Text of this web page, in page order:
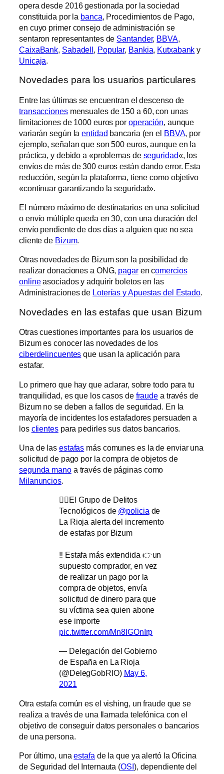
opera desde 2016 gestionada por la sociedad
constituida por la banca, Procedimientos de Pago,
en cuyo primer consejo de administración se
sentaron representantes de Santander, BBVA,
CaixaBank, Sabadell, Popular, Bankia, Kutxabank y
Unicaja.
Novedades para los usuarios particulares
Entre las últimas se encuentran el descenso de
transaccionesmensuales de 150 a 60, con unas
limitaciones de 1000 euros por operación, aunque
variarán según laentidad bancaria (en el BBVA, por
ejemplo, señalan que son 500 euros, aunque en la
práctica, y debido a «problemas de seguridad«, los
envíos de más de 300 euros están dando error. Esta
reducción, según la plataforma, tiene como objetivo
«continuar garantizando la seguridad».
El número máximo de destinatarios en una solicitud
o envío múltiple queda en 30, con una duración del
envío pendiente de dos días a alguien que no sea
cliente de Bizum.
Otras novedades de Bizum son la posibilidad de
realizar donaciones a ONG, pagaren comercios
onlineasociados y adquirir boletos en las
Administraciones de Loterías y Apuestas del Estado.
Novedades en las estafas que usan Bizum
Otras cuestiones importantes para los usuarios de
Bizum es conocer las novedades de los
ciberdelincuentes que usan la aplicación para
estafar.
Lo primero que hay que aclarar, sobre todo para tu
tranquilidad, es que los casos de fraude a través de
Bizum no se deben a fallos de seguridad. En la
mayoría de incidentes los estafadores persuaden a
los clientespara pedirles sus datos bancarios.
Una de las estafas más comunes es la de enviar una
solicitud de pago por la compra de objetos de
segunda manoa través de páginas como
Milanuncios.
👮‍♀️El Grupo de Delitos
Tecnológicos de @policia de
La Rioja alerta del incremento
de estafas por Bizum
‼️ Estafa más extendida 👉un
supuesto comprador, en vez
de realizar un pago por la
compra de objetos, envía
solicitud de dinero para que
su víctima sea quien abone
ese importe
pic.twitter.com/Mn8IGOnIrp
— Delegación del Gobierno
de España en La Rioja
(@DelegGobRIO) May 6,
2021
Otra estafa común es el vishing, un fraude que se
realiza a través de una llamada telefónica con el
objetivo de conseguir datos personales o bancarios
de una persona.
Por último, unaestafa de la que ya alertó la Oficina
de Seguridad del Internauta (OSI), dependiente del